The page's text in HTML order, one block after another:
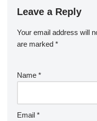
Leave a Reply
Your email address will
are marked *
Name *
Email *